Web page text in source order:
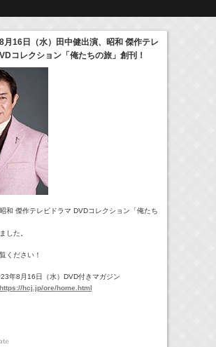
報8/6(Thu) イベント販売情報
) 一緒にごはんをたべるだけ
8月16日（水）田中健出演、昭和 傑作テレ
コレクション「俺たちの旅」創刊！
和 傑作テレビドラマ DVDコレクション「俺たち
した。
ください！
年8月16日（水）DVD付きマガジン
https://hcj.jp/ore/home.html